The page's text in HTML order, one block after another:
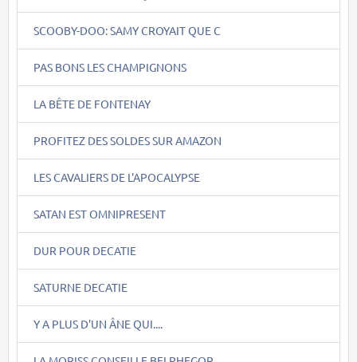
SCOOBY-DOO: SAMY CROYAIT QUE C
PAS BONS LES CHAMPIGNONS
LA BÊTE DE FONTENAY
PROFITEZ DES SOLDES SUR AMAZON
LES CAVALIERS DE L'APOCALYPSE
SATAN EST OMNIPRESENT
DUR POUR DECATIE
SATURNE DECATIE
Y A PLUS D'UN ÂNE QUI....